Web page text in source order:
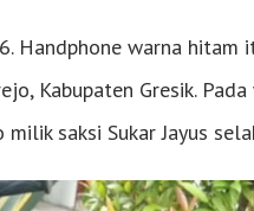
Handphone warna hitam
Kabupaten Gresik.
saksi Sukar Jayus